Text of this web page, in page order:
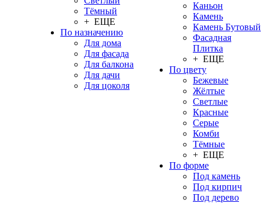
Тёмный
+ ЕЩЕ
По назначению
Для дома
Для фасада
Для балкона
Для дачи
Для цоколя
Каньон
Камень
Камень Бутовый
Фасадная
Плитка
+ ЕЩЕ
По цвету
Бежевые
Жёлтые
Светлые
Красные
Серые
Комби
Тёмные
+ ЕЩЕ
По форме
Под камень
Под кирпич
Под дерево